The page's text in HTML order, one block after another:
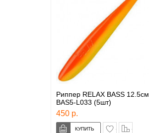
Риппер RELAX BASS 12.5см
BAS5-L033 (5шт)
450 р.
в закладки